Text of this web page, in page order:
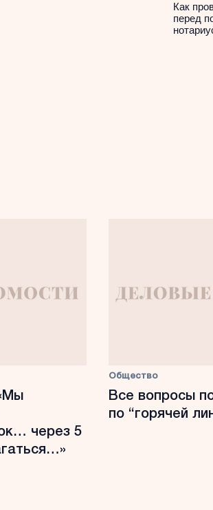
Как
перед
через 5
Общество
Все вопросы
по “горячей